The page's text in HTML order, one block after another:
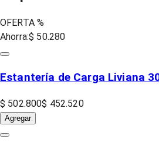
OFERTA %
Ahorra:$ 50.280
Estantería de Carga Liviana
$ 502.800$ 452.520
Agregar